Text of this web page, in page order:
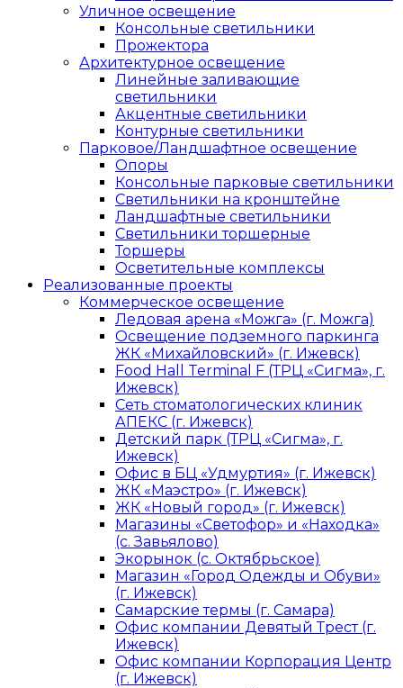
Уличное освещение
Консольные светильники
Прожектора
Архитектурное освещение
Линейные заливающие
светильники
Акцентные светильники
Контурные светильники
Парковое/Ландшафтное освещение
Опоры
Консольные парковые светильники
Светильники на кронштейне
Ландшафтные светильники
Светильники торшерные
Торшеры
Осветительные комплексы
Реализованные проекты
Коммерческое освещение
Ледовая арена «Можга» (г. Можга)
Освещение подземного паркинга
ЖК «Михайловский» (г. Ижевск)
Food Hall Terminal F (ТРЦ «Сигма», г.
Ижевск)
Сеть стоматологических клиник
АПЕКС (г. Ижевск)
Детский парк (ТРЦ «Сигма», г.
Ижевск)
Офис в БЦ «Удмуртия» (г. Ижевск)
ЖК «Маэстро» (г. Ижевск)
ЖК «Новый город» (г. Ижевск)
Магазины «Светофор» и «Находка»
(с. Завьялово)
Экорынок (с. Октябрьское)
Магазин «Город Одежды и Обуви»
(г. Ижевск)
Самарские термы (г. Самара)
Офис компании Девятый Трест (г.
Ижевск)
Офис компании Корпорация Центр
(г. Ижевск)